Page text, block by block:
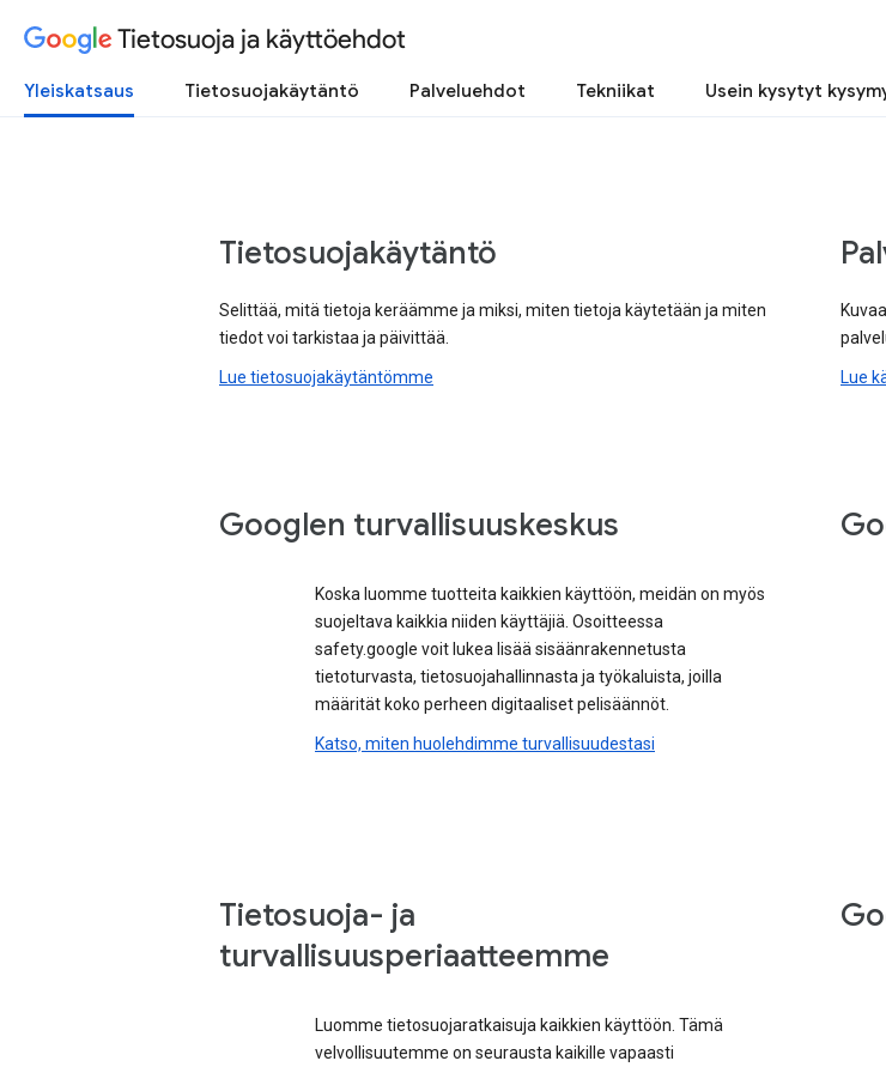
Tietosuoja ja käyttöehdot
Yleiskatsaus Tietosuojakäytäntö Palveluehdot Tekniikat Usein kysytyt
Tietosuojakäytäntö
Selittää, mitä tietoja keräämme ja miksi, miten tietoja käytetään ja miten
tiedot voi tarkistaa ja päivittää.
Lue tietosuojakäytäntömme Lue
Googlen turvallisuuskeskus
Koska luomme tuotteita kaikkien käyttöön, meidän on myös
suojeltava kaikkia niiden käyttäjiä. Osoitteessa
safety.google voit lukea lisää sisäänrakennetusta
tietoturvasta, tietosuojahallinnasta ja työkaluista, joilla
määrität koko perheen digitaaliset pelisäännöt.
Katso, miten huolehdimme turvallisuudestasi
Tietosuoja- ja
turvallisuusperiaatteemme
Luomme tietosuojaratkaisuja kaikkien käyttöön. Tämä
velvollisuutemme on seurausta kaikille vapaasti